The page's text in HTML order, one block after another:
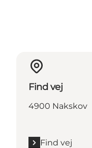
Find vej
4900 Nakskov
Find vej